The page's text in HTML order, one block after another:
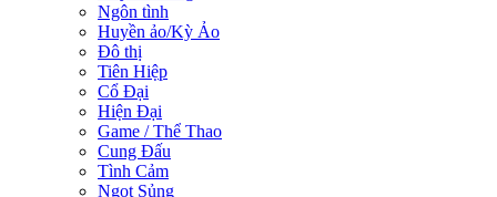
Ngôn tình
Huyền ảo/Kỳ Ảo
Đô thị
Tiên Hiệp
Cổ Đại
Hiện Đại
Game / Thể Thao
Cung Đấu
Tình Cảm
Ngọt Sủng